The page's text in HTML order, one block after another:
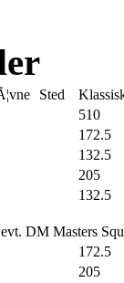
Sted
510
172.5
132.5
205
132.5
DM Masters
172.5
205